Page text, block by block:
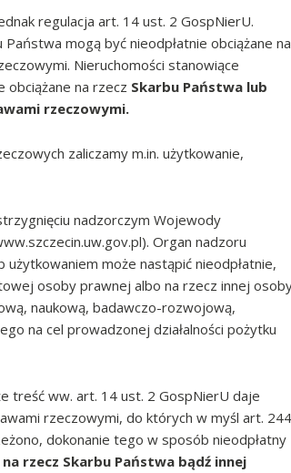
regulacja art. 14 ust. 2 GospNierU.
mogą być nieodpłatnie obciążane na
Nieruchomości stanowiące
obciążane na rzecz Skarbu Państwa lub
rzeczowymi.
zaliczamy m.in. użytkowanie,
nadzorczym Wojewody
Organ nadzoru
użytkowaniem może nastąpić nieodpłatnie,
osoby prawnej albo na rzecz innej
naukową, badawczo-rozwojową,
na cel prowadzonej działalności pożytku
treść ww. art. 14 ust. 2 GospNierU daje
rzeczowymi, do których w myśl art. 244
dokonanie tego w sposób nieodpłatny
rzecz Skarbu Państwa bądź innej